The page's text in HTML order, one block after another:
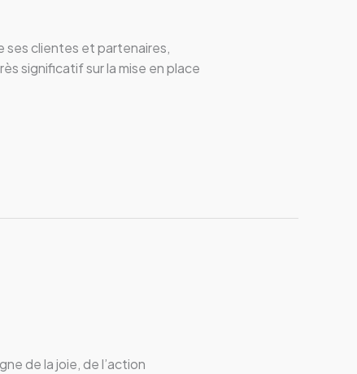
ses clientes et partenaires,
significatif sur la mise en place
de la joie, de l’action